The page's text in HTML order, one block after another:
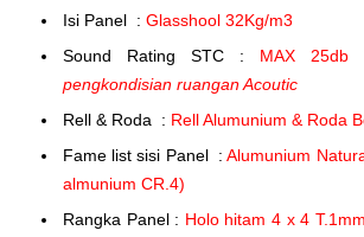
Isi Panel : Glasshool 32Kg/m3
Sound Rating STC : MAX 25db
pengkondisian ruangan Acoutic
Rell & Roda : Rell Alumunium & Roda
Fame list sisi Panel :Alumunium
almunium CR.4)
Rangka Panel : Holo hitam 4 x 4